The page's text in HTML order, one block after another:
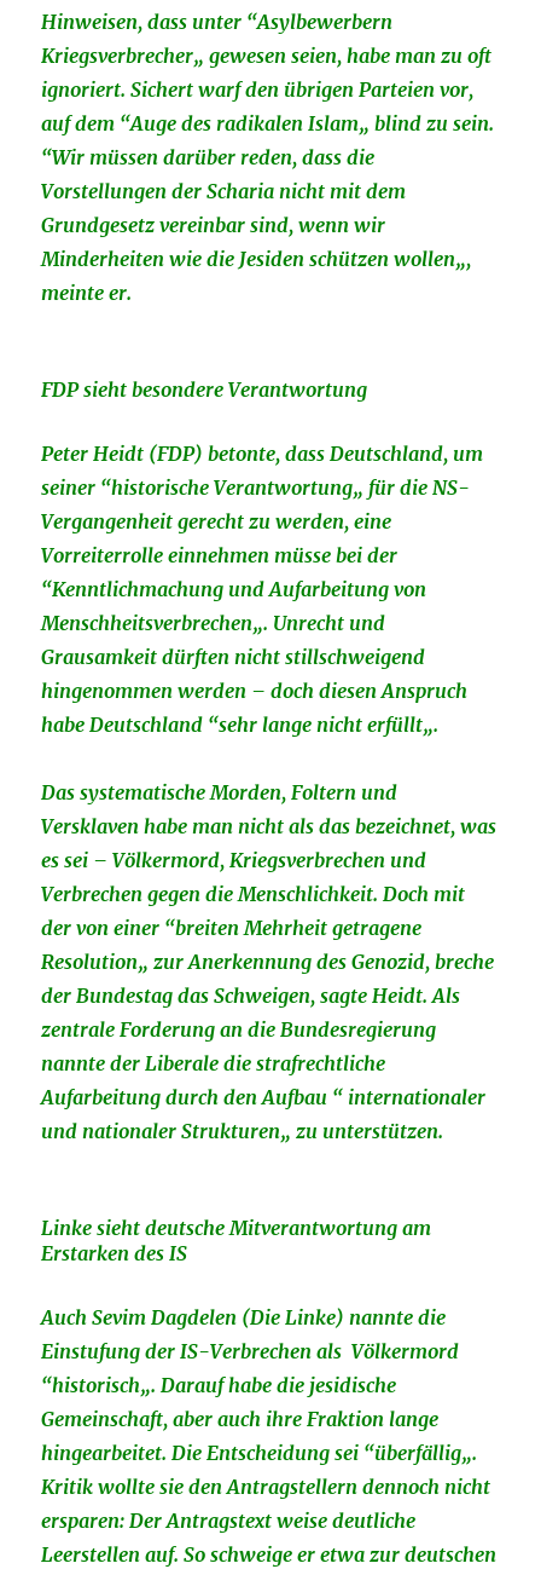
Hinweisen, dass unter “Asylbewerbern
Kriegsverbrecher„ gewesen seien, habe man zu oft
ignoriert. Sichert warf den übrigen Parteien vor,
auf dem “Auge des radikalen Islam„ blind zu sein.
“Wir müssen darüber reden, dass die
Vorstellungen der Scharia nicht mit dem
Grundgesetz vereinbar sind, wenn wir
Minderheiten wie die Jesiden schützen wollen„,
meinte er.
FDP sieht besondere Verantwortung
Peter Heidt (FDP) betonte, dass Deutschland, um
seiner “historische Verantwortung„ für die NS-
Vergangenheit gerecht zu werden, eine
Vorreiterrolle einnehmen müsse bei der
“Kenntlichmachung und Aufarbeitung von
Menschheitsverbrechen„. Unrecht und
Grausamkeit dürften nicht stillschweigend
hingenommen werden – doch diesen Anspruch
habe Deutschland “sehr lange nicht erfüllt„.
Das systematische Morden, Foltern und
Versklaven habe man nicht als das bezeichnet, was
es sei – Völkermord, Kriegsverbrechen und
Verbrechen gegen die Menschlichkeit. Doch mit
der von einer “breiten Mehrheit getragene
Resolution„ zur Anerkennung des Genozid, breche
der Bundestag das Schweigen, sagte Heidt. Als
zentrale Forderung an die Bundesregierung
nannte der Liberale die strafrechtliche
Aufarbeitung durch den Aufbau “ internationaler
und nationaler Strukturen„ zu unterstützen.
Linke sieht deutsche Mitverantwortung am
Erstarken des IS
Auch Sevim Dagdelen (Die Linke) nannte die
Einstufung der IS-Verbrechen als Völkermord
“historisch„. Darauf habe die jesidische
Gemeinschaft, aber auch ihre Fraktion lange
hingearbeitet. Die Entscheidung sei “überfällig„.
Kritik wollte sie den Antragstellern dennoch nicht
ersparen: Der Antragstext weise deutliche
Leerstellen auf. So schweige er etwa zur deutschen